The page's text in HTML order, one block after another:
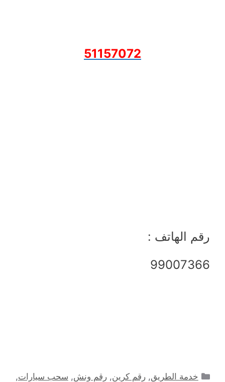
51157072
رقم الهاتف :
99007366
التصنيفات
خدمة الطريق,رقم كرين,رقم ونش, سحب سيارات,